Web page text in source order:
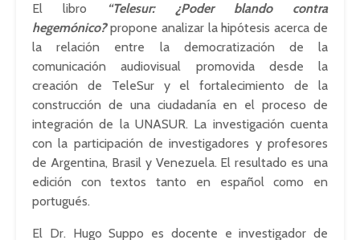
El libro
“Telesur: ¿Poder blando contra
hegemónico?propone analizar la hipótesis acerca de
la relación entre la democratización de la
comunicación audiovisual promovida desde la
creación de TeleSur y el fortalecimiento de la
construcción de una ciudadanía en el proceso de
integración de la UNASUR. La investigación cuenta
con la participación de investigadores y profesores
de Argentina, Brasil y Venezuela. El resultado es una
edición con textos tanto en español como en
portugués.
El Dr. Hugo Suppo es docente e investigador de